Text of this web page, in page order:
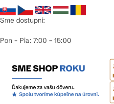
Sme dostupní:
Pon – Pia: 7:00 – 15:00